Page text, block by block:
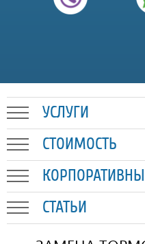
УСЛУГИ
СТОИМОСТЬ
СТАТЬИ